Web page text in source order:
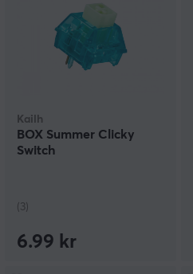
Kailh
BOX Summer Clicky
Switch
(3)
6.99 kr